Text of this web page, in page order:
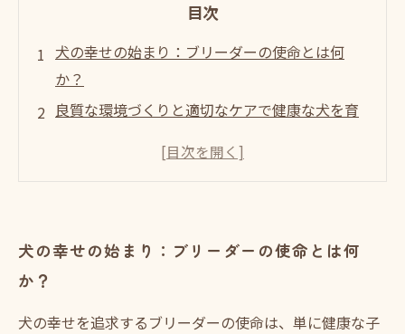
目次
犬の幸せの始まり：ブリーダーの使命とは何
か？
良質な環境づくりと適切なケアで健康な犬を育
里親制度の重要性が高まる現状とブリーダーの
課題
犬の幸せの始まり：ブリーダーの使命とは何
か？
犬の幸せを追求するブリーダーの使命は、単に健康な子